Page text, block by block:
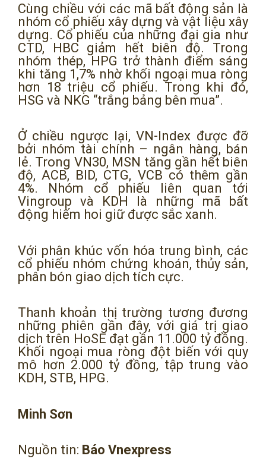
Cùng chiều với các mã bất động sản là
nhóm cổ phiếu xây dựng và vật liệu xây
dựng. Cổ phiếu của những đại gia như
CTD, HBC giảm hết biên độ. Trong
nhóm thép, HPG trở thành điểm sáng
khi tăng 1,7% nhờ khối ngoại mua ròng
hơn 18 triệu cổ phiếu. Trong khi đó,
HSG và NKG “trắng bảng bên mua”.
Ở chiều ngược lại, VN-Index được đỡ
bởi nhóm tài chính – ngân hàng, bán
lẻ. Trong VN30, MSN tăng gần hết biên
độ, ACB, BID, CTG, VCB có thêm gần
4%. Nhóm cổ phiếu liên quan tới
Vingroup và KDH là những mã bất
động hiếm hoi giữ được sắc xanh.
Với phân khúc vốn hóa trung bình, các
cổ phiếu nhóm chứng khoán, thủy sản,
phân bón giao dịch tích cực.
Thanh khoản thị trường tương đương
những phiên gần đây, với giá trị giao
dịch trên HoSE đạt gần 11.000 tỷ đồng.
Khối ngoại mua ròng đột biến với quy
mô hơn 2.000 tỷ đồng, tập trung vào
KDH, STB, HPG.
Minh Sơn
Nguồn tin: Báo Vnexpress